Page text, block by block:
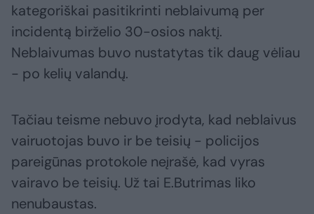
kategoriškai pasitikrinti neblaivumą per
incidentą birželio 30-osios naktį.
Neblaivumas buvo nustatytas tik daug vėliau
- po kelių valandų.
Tačiau teisme nebuvo įrodyta, kad neblaivus
vairuotojas buvo ir be teisių - policijos
pareigūnas protokole neįrašė, kad vyras
vairavo be teisių. Už tai E.Butrimas liko
nenubaustas.